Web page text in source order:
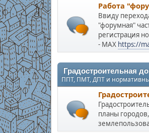
Работа
Ввиду
"форумная"
регистрация
- МАХ https://
Градостроительная
ППТ, ПМТ, ДПТ и
планы